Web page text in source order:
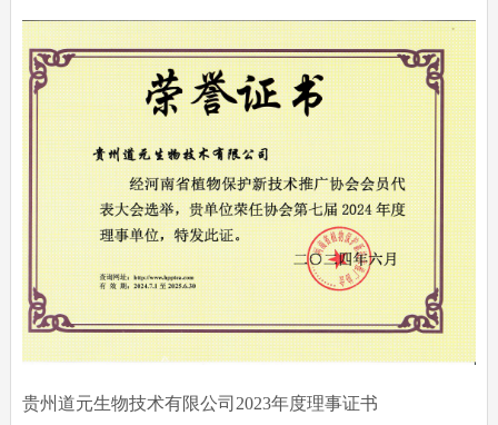
贵州道元生物技术有限公司2023年度理事证书